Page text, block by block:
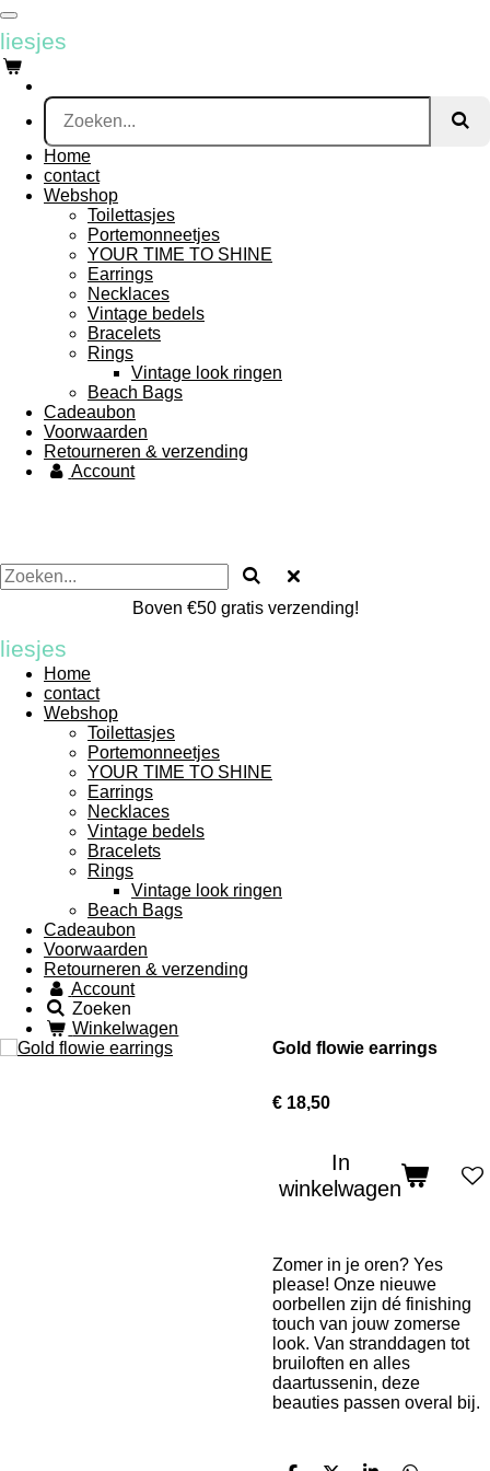
Ga
direct
naar
de
hoofdinhoud
liesjes
Home
contact
Webshop
Toilettasjes
Portemonneetjes
YOUR TIME TO SHINE
Earrings
Necklaces
Vintage bedels
Bracelets
Rings
Vintage look ringen
Beach Bags
Cadeaubon
Voorwaarden
Retourneren & verzending
Account
Boven €50 gratis verzending!
liesjes
Home
contact
Webshop
Toilettasjes
Portemonneetjes
YOUR TIME TO SHINE
Earrings
Necklaces
Vintage bedels
Bracelets
Rings
Vintage look ringen
Beach Bags
Cadeaubon
Voorwaarden
Retourneren & verzending
Account
Zoeken
Winkelwagen
Gold flowie earrings
€ 18,50
In
winkelwagen
Zomer in je oren? Yes
please! Onze nieuwe
oorbellen zijn dé finishing
touch van jouw zomerse
look. Van stranddagen tot
bruiloften en alles
daartussenin, deze
beauties passen overal bij.